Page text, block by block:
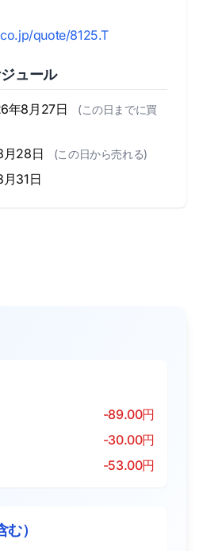
quote/8125.T
ュール
年8月27日
(この日までに買
28日 (この日から売れる)
31日
-89.00円
-30.00円
-53.00円
）